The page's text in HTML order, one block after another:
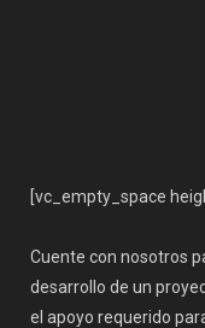
[vc_empty_space
Cuente con nosotros
desarrollo de un
el apoyo requerido